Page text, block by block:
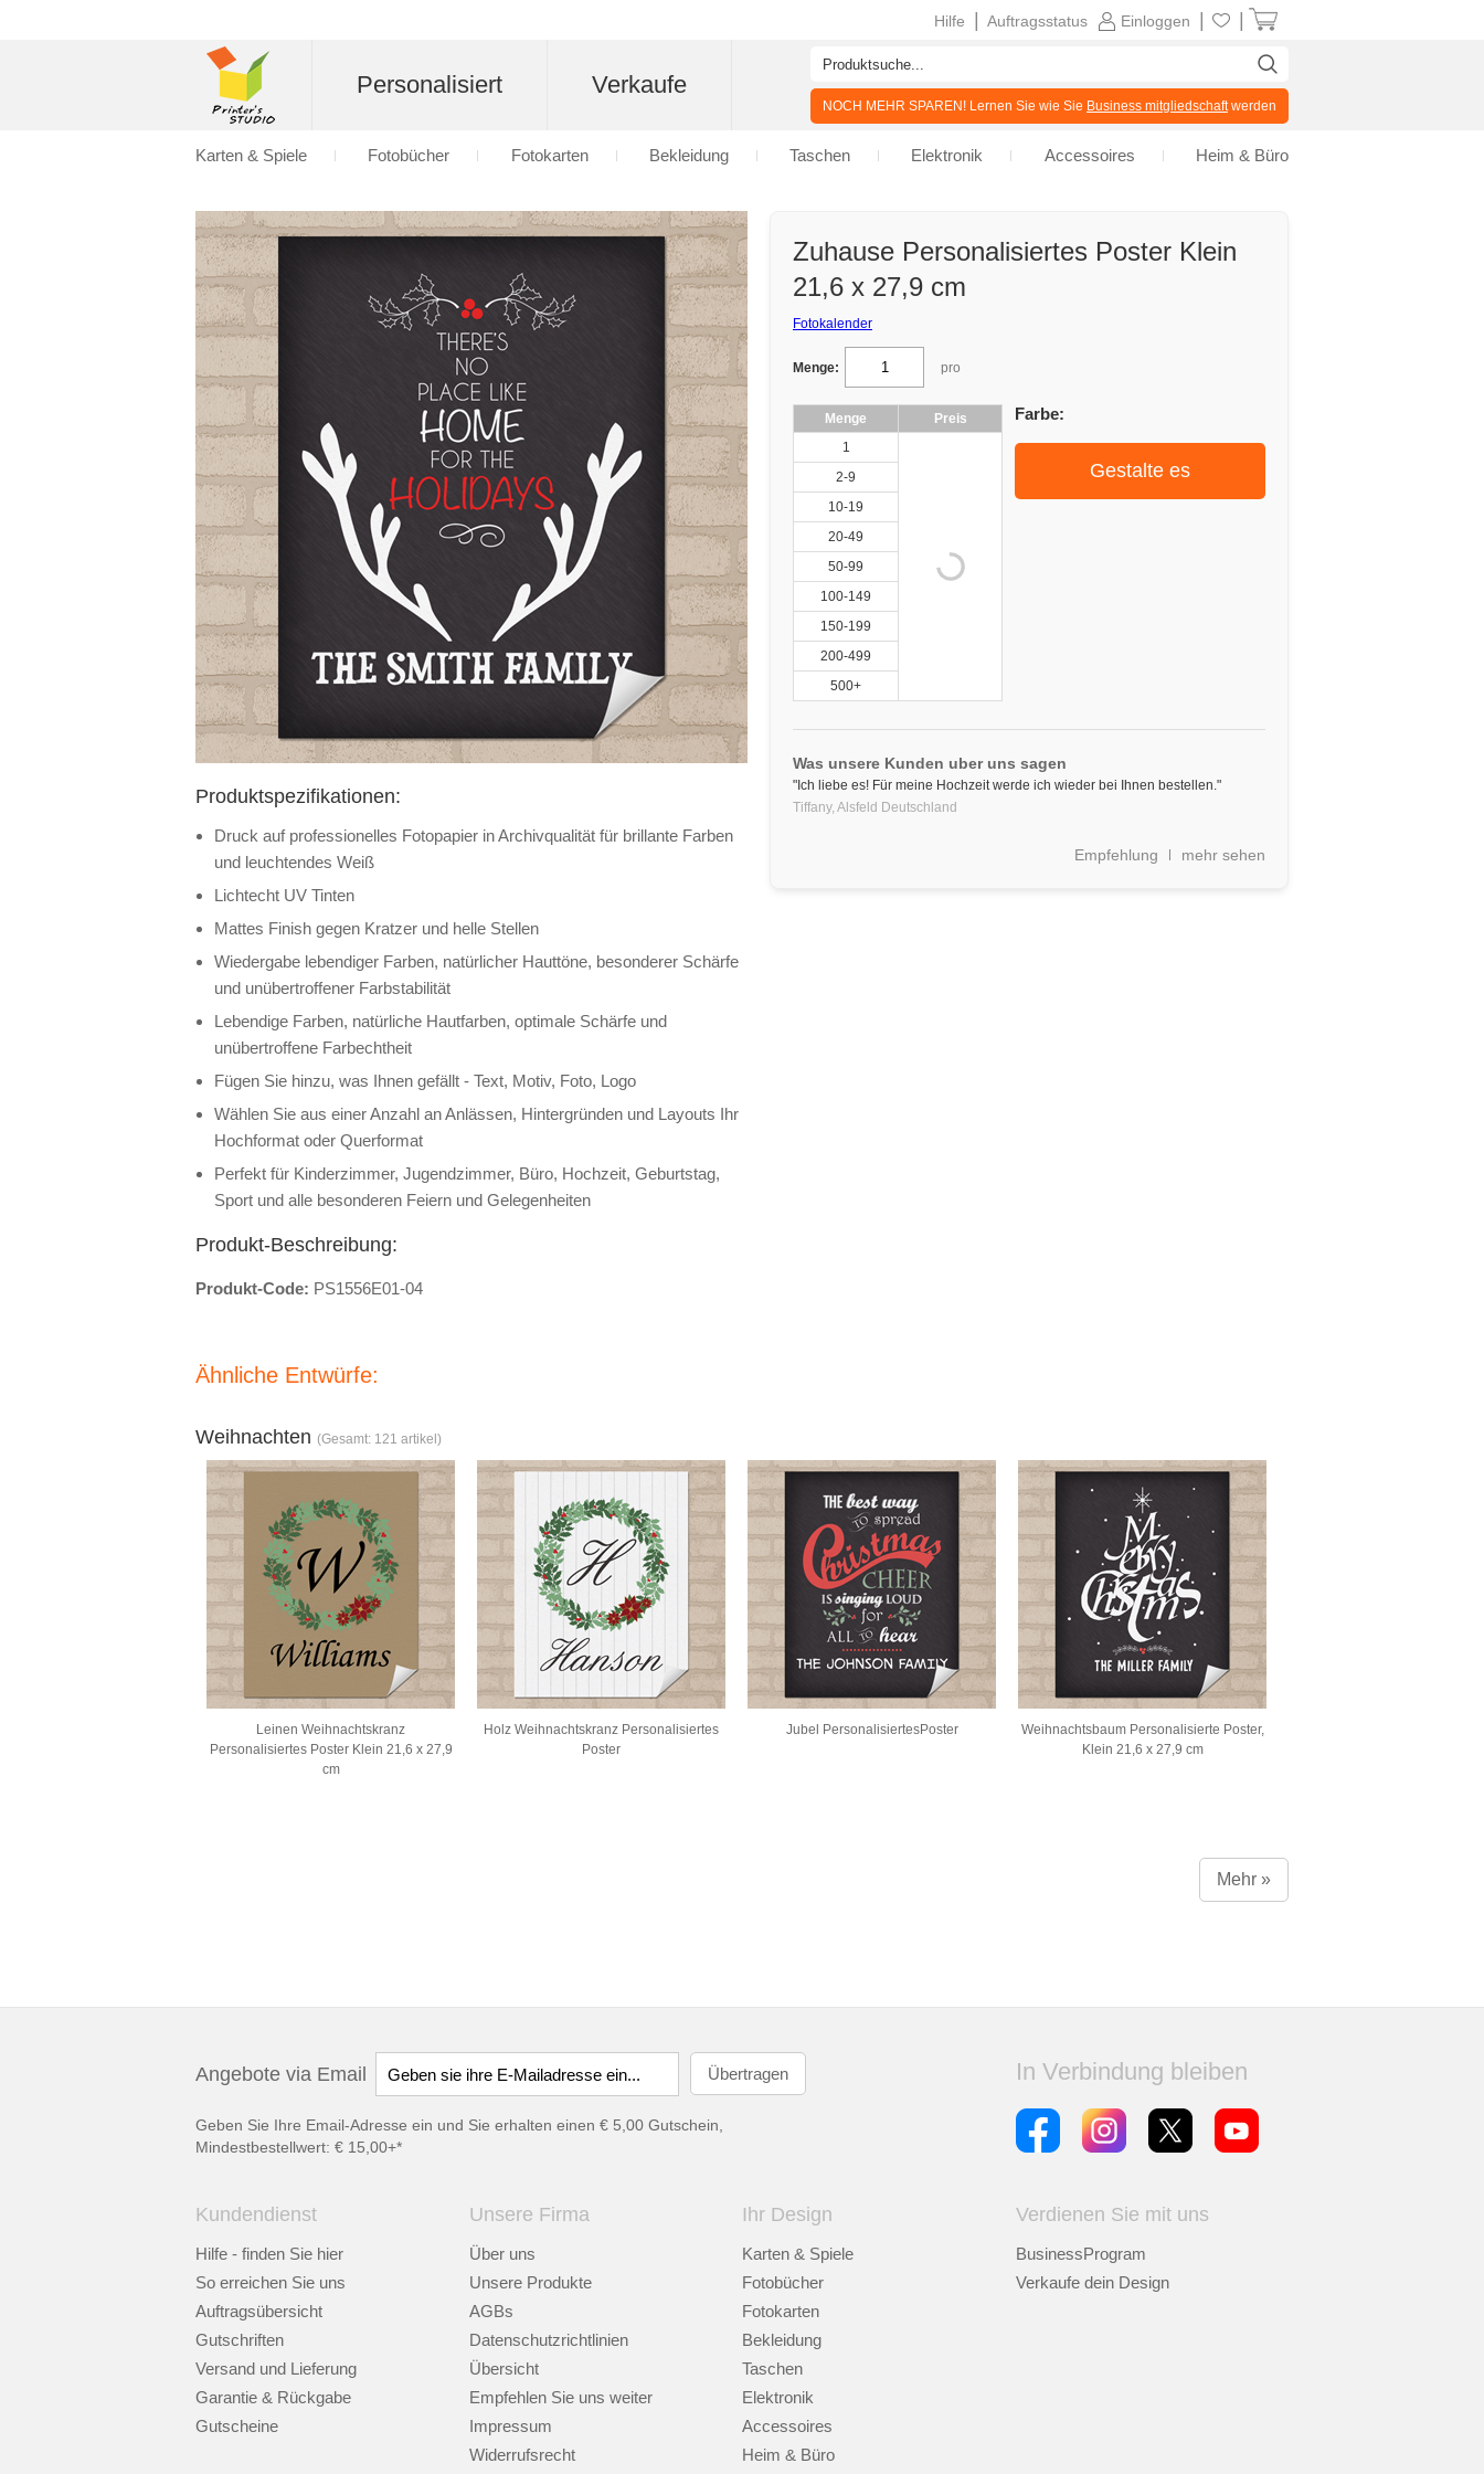
Zuhause Personalisiertes Poster Klein
21,6 x 27,9 cm
Fotokalender
Menge: pro
Menge
Preis
1
2-9
10-19
20-49
50-99
100-149
150-199
200-499
500+
Farbe:
Gestalte es
Was unsere Kunden uber uns sagen
"Ich liebe es! Für meine Hochzeit werde ich wieder bei Ihnen bestellen."
Tiffany, Alsfeld Deutschland
Empfehlung mehr sehen
Produktspezifikationen:
Druck auf professionelles Fotopapier in Archivqualität für brillante Farben
und leuchtendes Weiß
Lichtecht UV Tinten
Mattes Finish gegen Kratzer und helle Stellen
Wiedergabe lebendiger Farben, natürlicher Hauttöne, besonderer Schärfe
und unübertroffener Farbstabilität
Lebendige Farben, natürliche Hautfarben, optimale Schärfe und
unübertroffene Farbechtheit
Fügen Sie hinzu, was Ihnen gefällt - Text, Motiv, Foto, Logo
Wählen Sie aus einer Anzahl an Anlässen, Hintergründen und Layouts Ihr
Hochformat oder Querformat
Perfekt für Kinderzimmer, Jugendzimmer, Büro, Hochzeit, Geburtstag,
Sport und alle besonderen Feiern und Gelegenheiten
Produkt-Beschreibung:
Produkt-Code: PS1556E01-04
Ähnliche Entwürfe:
Weihnachten (Gesamt: 121 artikel)
Leinen Weihnachtskranz
Personalisiertes Poster Klein 21,6 x 27,9
cm
Holz Weihnachtskranz Personalisiertes
Poster
Jubel PersonalisiertesPoster
Weihnachtsbaum Personalisierte Poster,
Klein 21,6 x 27,9 cm
Mehr »
Angebote via Email
Geben Sie Ihre Email-Adresse ein und Sie erhalten einen € 5,00 Gutschein,
Mindestbestellwert: € 15,00+*
In Verbindung bleiben
Kundendienst
Hilfe - finden Sie hier
So erreichen Sie uns
Auftragsübersicht
Gutschriften
Versand und Lieferung
Garantie & Rückgabe
Gutscheine
Unsere Firma
Über uns
Unsere Produkte
AGBs
Datenschutzrichtlinien
Übersicht
Empfehlen Sie uns weiter
Impressum
Widerrufsrecht
Ihr Design
Karten & Spiele
Fotobücher
Fotokarten
Bekleidung
Taschen
Elektronik
Accessoires
Heim & Büro
Verdienen Sie mit uns
BusinessProgram
Verkaufe dein Design
Einloggen
Auftragsstatus
Hilfe
Personalisiert Verkaufe
NOCH MEHR SPAREN! Lernen Sie wie Sie Business mitgliedschaftwerden
Karten & Spiele Fotobücher Fotokarten Bekleidung Taschen Elektronik Accessoires Heim & Büro